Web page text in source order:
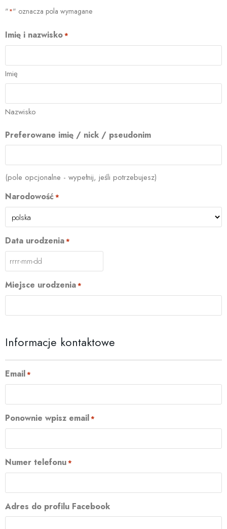
"*" oznacza pola wymagane
Imię i nazwisko*
Imię
Nazwisko
Preferowane imię / nick / pseudonim
(pole opcjonalne - wypełnij, jeśli potrzebujesz)
Narodowość *
Data urodzenia*
Miejsce urodzenia*
Informacje kontaktowe
Email*
Ponownie wpisz email*
Numer telefonu*
Adres do profilu Facebook